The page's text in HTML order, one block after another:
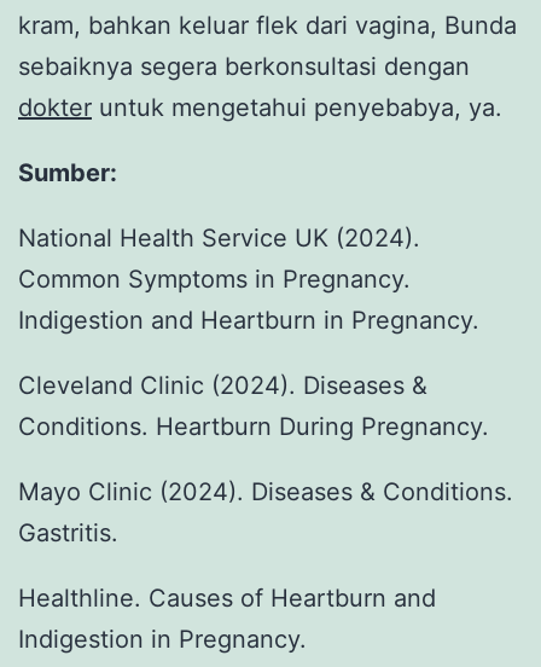
kram, bahkan keluar flek dari vagina, Bunda
sebaiknya segera berkonsultasi dengan
dokter untuk mengetahui penyebabya, ya.
Sumber:
National Health Service UK (2024).
Common Symptoms in Pregnancy.
Indigestion and Heartburn in Pregnancy.
Cleveland Clinic (2024). Diseases &
Conditions. Heartburn During Pregnancy.
Mayo Clinic (2024). Diseases & Conditions.
Gastritis.
Healthline. Causes of Heartburn and
Indigestion in Pregnancy.